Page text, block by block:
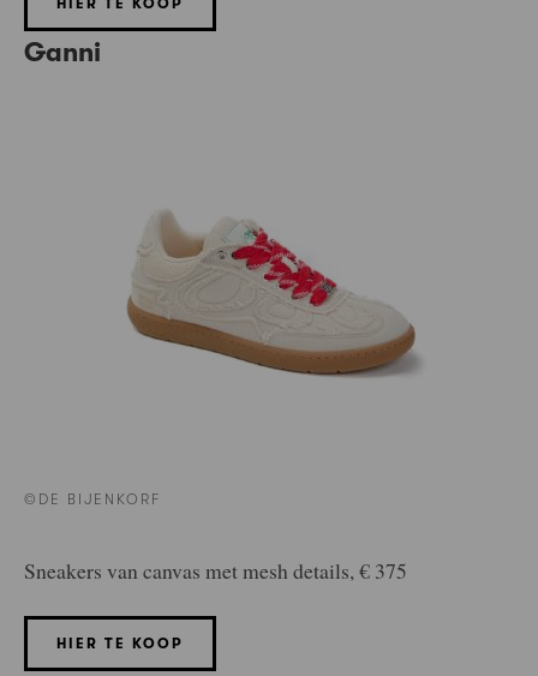
HIER TE KOOP
Ganni
©DE BIJENKORF
Sneakers van canvas met mesh details, € 375
HIER TE KOOP